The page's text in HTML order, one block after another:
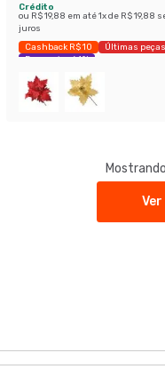
Crédito
ou R$ 19,88 em até1x de R$ 19,88
juros
Cashback R$ 10
Últimas peças
Economize 64%